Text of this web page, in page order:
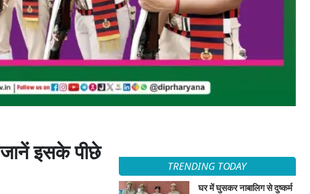
इसके पीछे
TRENDING TODAY
घर में घुसकर नाबालिग से दुष्कर्म